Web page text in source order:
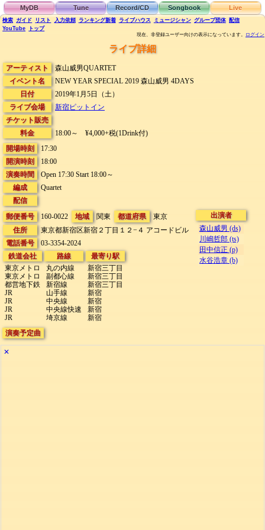
MyDB Tune Record/CD Songbook Live
検索 ガイド リスト 入力依頼 ランキング新着 ライブハウス ミュージシャン グループ団体 配信
YouTube
トップ
現在、非登録ユーザー向けの表示になっています。 ログイン
ライブ詳細
アーティスト
森山威男QUARTET
イベント名
NEW YEAR SPECIAL 2019 森山威男 4DAYS
日付
2019年1月5日（土）
ライブ会場
新宿ピットイン
チケット販売
料金
18:00～ ¥4,000+税(1Drink付)
開場時刻
17:30
開演時刻
18:00
演奏時間
Open 17:30 Start 18:00～
編成
Quartet
配信
郵便番号
160-0022 地域 関東 都道府県
東京
住所
東京都新宿区新宿２丁目１２−４ アコードビル
電話番号
03-3354-2024
鉄道会社
東京メトロ
東京メトロ
都営地下鉄
JR
JR
JR
JR
路線
丸の内線
副都心線
新宿線
山手線
中央線
中央線快速
埼京線
最寄り駅
新宿三丁目
新宿三丁目
新宿三丁目
新宿
新宿
新宿
新宿
出演者
森山威男 (ds)
川嶋哲郎 (ts)
田中信正 (p)
水谷浩章 (b)
演奏予定曲
✕